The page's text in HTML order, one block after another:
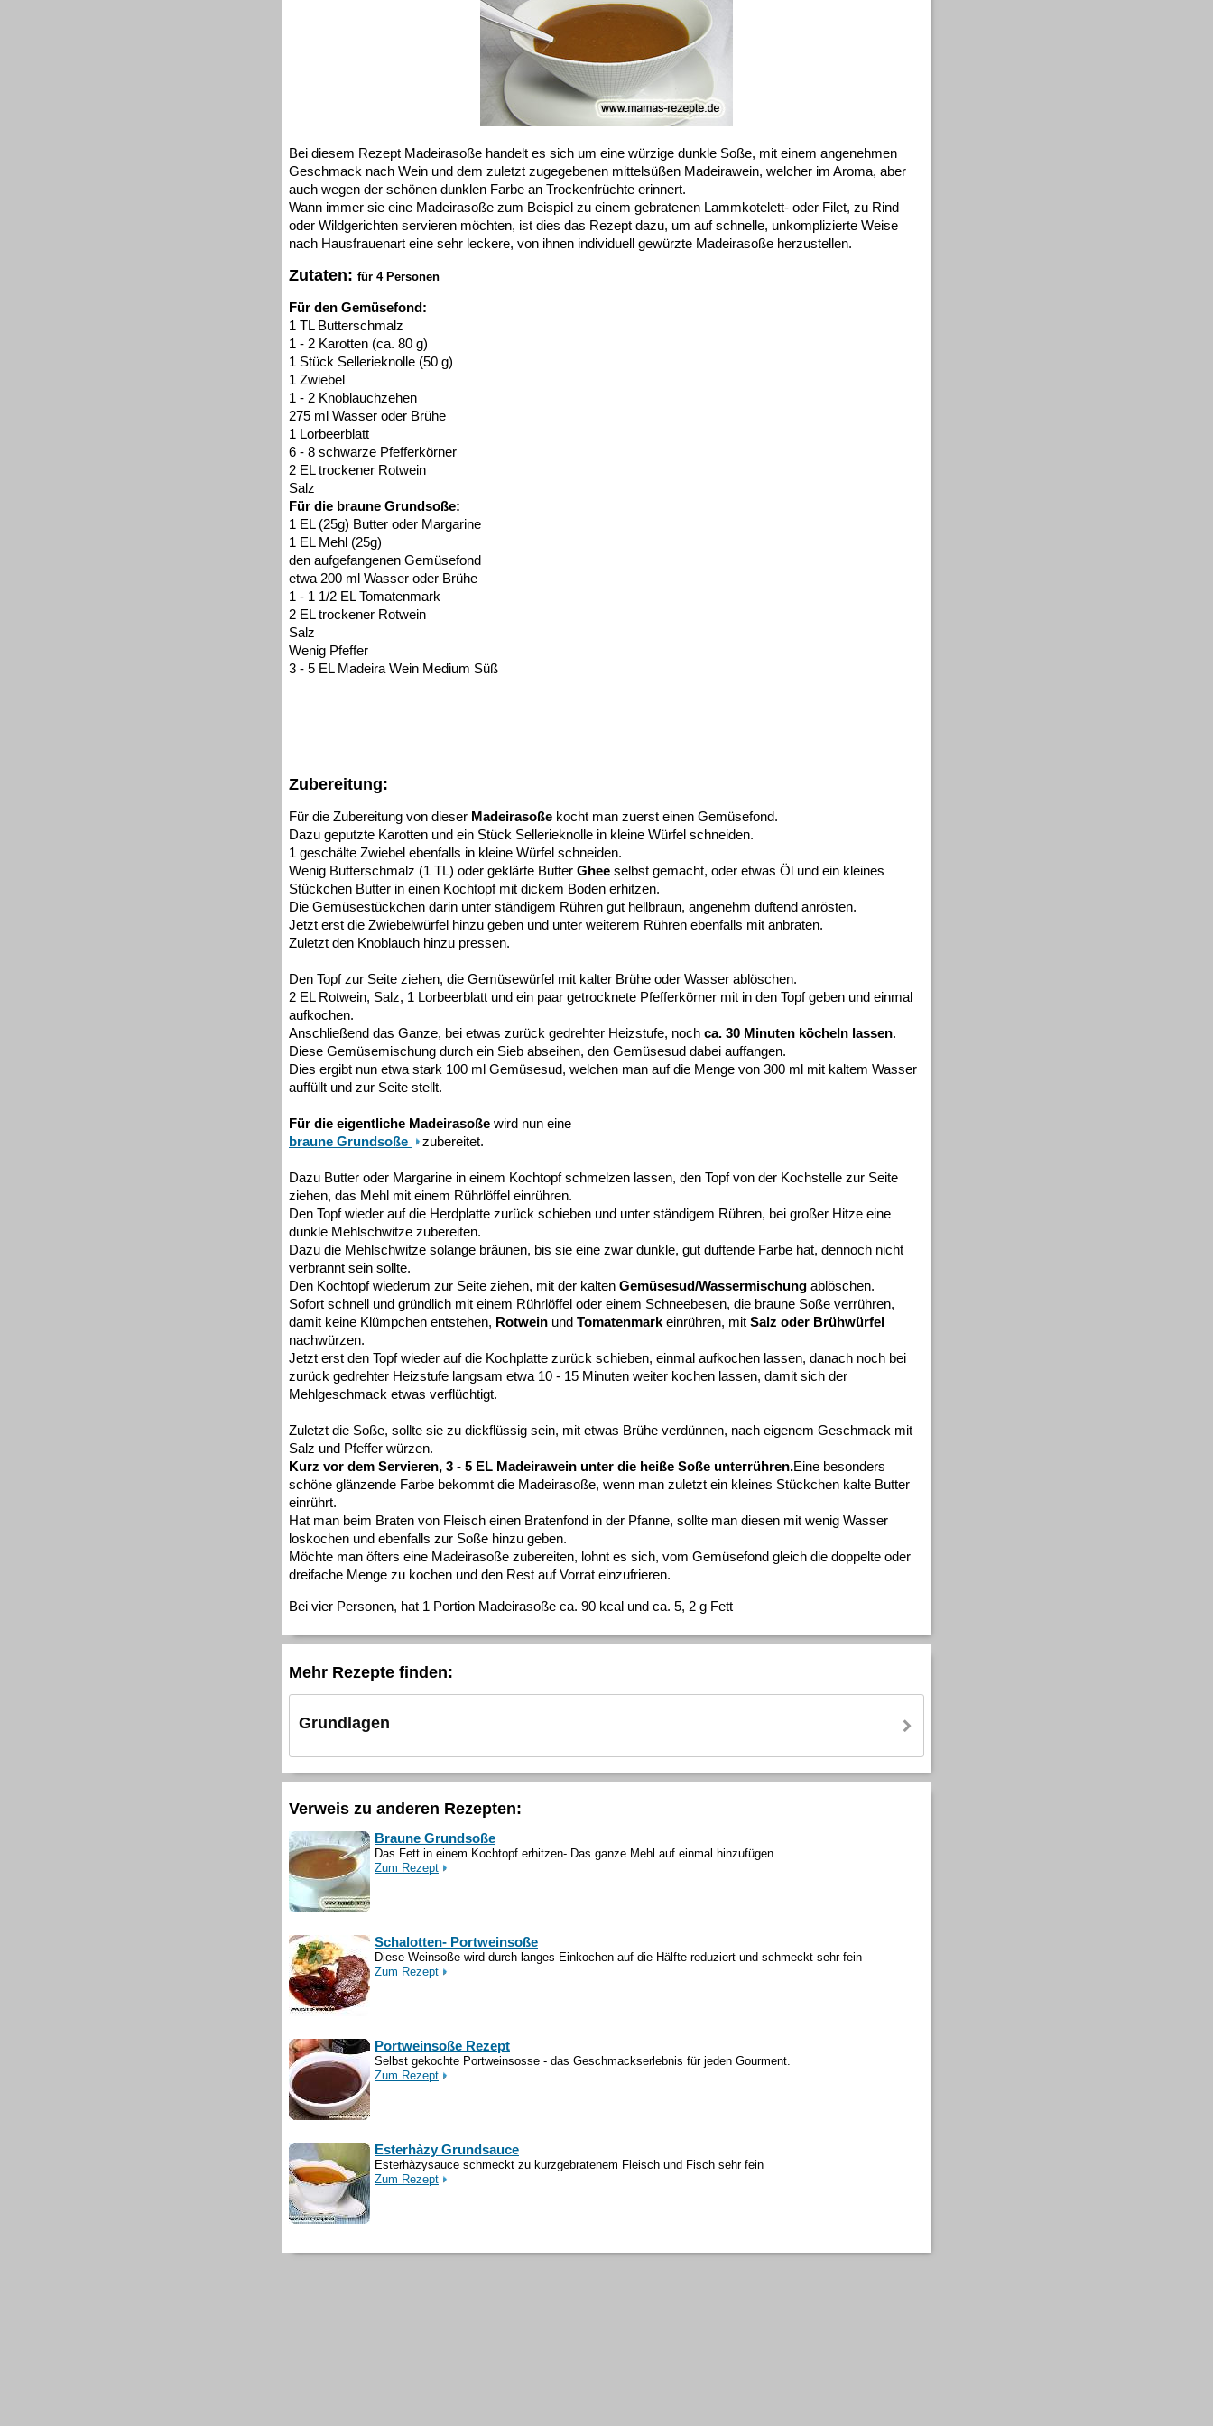
Bei diesem Rezept Madeirasoße handelt es sich um eine würzige dunkle Soße, mit einem angenehmen
Geschmack nach Wein und dem zuletzt zugegebenen mittelsüßen Madeirawein, welcher im Aroma, aber
auch wegen der schönen dunklen Farbe an Trockenfrüchte erinnert.
Wann immer sie eine Madeirasoße zum Beispiel zu einem gebratenen Lammkotelett- oder Filet, zu Rind
oder Wildgerichten servieren möchten, ist dies das Rezept dazu, um auf schnelle, unkomplizierte Weise
nach Hausfrauenart eine sehr leckere, von ihnen individuell gewürzte Madeirasoße herzustellen.
Zutaten: für 4 Personen
Für den Gemüsefond:
1 TL Butterschmalz
1 - 2 Karotten (ca. 80 g)
1 Stück Sellerieknolle (50 g)
1 Zwiebel
1 - 2 Knoblauchzehen
275 ml Wasser oder Brühe
1 Lorbeerblatt
6 - 8 schwarze Pfefferkörner
2 EL trockener Rotwein
Salz
Für die braune Grundsoße:
1 EL (25g) Butter oder Margarine
1 EL Mehl (25g)
den aufgefangenen Gemüsefond
etwa 200 ml Wasser oder Brühe
1 - 1 1/2 EL Tomatenmark
2 EL trockener Rotwein
Salz
Wenig Pfeffer
3 - 5 EL Madeira Wein Medium Süß
Zubereitung:
Für die Zubereitung von dieser Madeirasoße kocht man zuerst einen Gemüsefond.
Dazu geputzte Karotten und ein Stück Sellerieknolle in kleine Würfel schneiden.
1 geschälte Zwiebel ebenfalls in kleine Würfel schneiden.
Wenig Butterschmalz (1 TL) oder geklärte Butter Ghee selbst gemacht, oder etwas Öl und ein kleines
Stückchen Butter in einen Kochtopf mit dickem Boden erhitzen.
Die Gemüsestückchen darin unter ständigem Rühren gut hellbraun, angenehm duftend anrösten.
Jetzt erst die Zwiebelwürfel hinzu geben und unter weiterem Rühren ebenfalls mit anbraten.
Zuletzt den Knoblauch hinzu pressen.
Den Topf zur Seite ziehen, die Gemüsewürfel mit kalter Brühe oder Wasser ablöschen.
2 EL Rotwein, Salz, 1 Lorbeerblatt und ein paar getrocknete Pfefferkörner mit in den Topf geben und einmal
aufkochen.
Anschließend das Ganze, bei etwas zurück gedrehter Heizstufe, noch ca. 30 Minuten köcheln lassen.
Diese Gemüsemischung durch ein Sieb abseihen, den Gemüsesud dabei auffangen.
Dies ergibt nun etwa stark 100 ml Gemüsesud, welchen man auf die Menge von 300 ml mit kaltem Wasser
auffüllt und zur Seite stellt.
Für die eigentliche Madeirasoße wird nun eine
braune Grundsoße
zubereitet.
Dazu Butter oder Margarine in einem Kochtopf schmelzen lassen, den Topf von der Kochstelle zur Seite
ziehen, das Mehl mit einem Rührlöffel einrühren.
Den Topf wieder auf die Herdplatte zurück schieben und unter ständigem Rühren, bei großer Hitze eine
dunkle Mehlschwitze zubereiten.
Dazu die Mehlschwitze solange bräunen, bis sie eine zwar dunkle, gut duftende Farbe hat, dennoch nicht
verbrannt sein sollte.
Den Kochtopf wiederum zur Seite ziehen, mit der kalten Gemüsesud/Wassermischung ablöschen.
Sofort schnell und gründlich mit einem Rührlöffel oder einem Schneebesen, die braune Soße verrühren,
damit keine Klümpchen entstehen, Rotwein und Tomatenmarkeinrühren, mit Salz oder Brühwürfel
nachwürzen.
Jetzt erst den Topf wieder auf die Kochplatte zurück schieben, einmal aufkochen lassen, danach noch bei
zurück gedrehter Heizstufe langsam etwa 10 - 15 Minuten weiter kochen lassen, damit sich der
Mehlgeschmack etwas verflüchtigt.
Zuletzt die Soße, sollte sie zu dickflüssig sein, mit etwas Brühe verdünnen, nach eigenem Geschmack mit
Salz und Pfeffer würzen.
Kurz vor dem Servieren, 3 - 5 EL Madeirawein unter die heiße Soße unterrühren.Eine besonders
schöne glänzende Farbe bekommt die Madeirasoße, wenn man zuletzt ein kleines Stückchen kalte Butter
einrührt.
Hat man beim Braten von Fleisch einen Bratenfond in der Pfanne, sollte man diesen mit wenig Wasser
loskochen und ebenfalls zur Soße hinzu geben.
Möchte man öfters eine Madeirasoße zubereiten, lohnt es sich, vom Gemüsefond gleich die doppelte oder
dreifache Menge zu kochen und den Rest auf Vorrat einzufrieren.
Bei vier Personen, hat 1 Portion Madeirasoße ca. 90 kcal und ca. 5, 2 g Fett
Mehr Rezepte finden:
Grundlagen
Verweis zu anderen Rezepten:
Braune Grundsoße
Das Fett in einem Kochtopf erhitzen- Das ganze Mehl auf einmal hinzufügen...
Zum Rezept
Schalotten- Portweinsoße
Diese Weinsoße wird durch langes Einkochen auf die Hälfte reduziert und schmeckt sehr fein
Zum Rezept
Portweinsoße Rezept
Selbst gekochte Portweinsosse - das Geschmackserlebnis für jeden Gourment.
Zum Rezept
Esterhàzy Grundsauce
Esterhàzysauce schmeckt zu kurzgebratenem Fleisch und Fisch sehr fein
Zum Rezept